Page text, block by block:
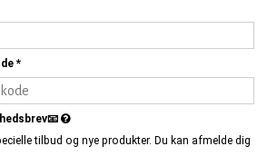
*
tilbud og nye produkter. Du kan afmelde dig